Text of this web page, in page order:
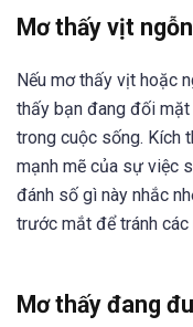
Mơ thấy vịt
Nếu mơ thấy vịt hoặc
thấy bạn đang đối
trong cuộc sống. Kích
mạnh mẽ của sự việc
đánh số gì này nhắc
trước mắt để tránh các
Mơ thấy đang